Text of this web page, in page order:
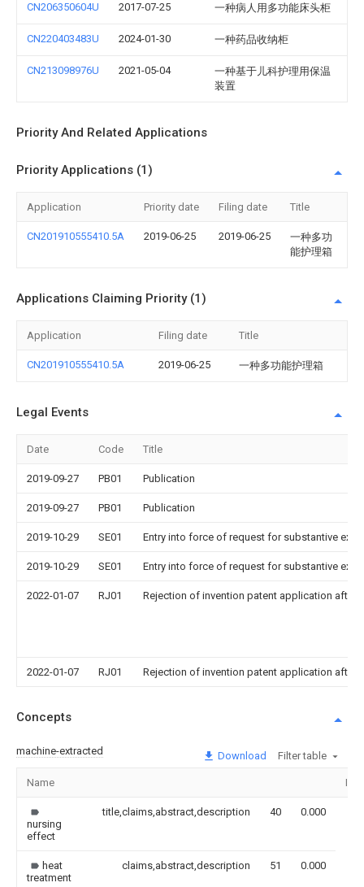
CN206350604U 2017-07-25 一种病人用多功能床头柜
CN220403483U 2024-01-30 一种药品收纳柜
CN213098976U 2021-05-04
一种基于儿科护理用保温
装置
Priority And Related Applications
Priority Applications (1)
Application Priority date Filing date Title
CN201910555410.5A 2019-06-25 2019-06-25
一种多功
能护理箱
Applications Claiming Priority (1)
Application Filing date Title
CN201910555410.5A 2019-06-25 一种多功能护理箱
Legal Events
Date Code Title
2019-09-27 PB01 Publication
2019-09-27 PB01 Publication
2019-10-29 SE01 Entry into force of request for substantive
2019-10-29 SE01 Entry into force of request for substantive
2022-01-07 RJ01 Rejection of invention patent application after
2022-01-07 RJ01 Rejection of invention patent application after
Concepts
machine-extracted Download Filter table
Name
nursing
effect
title,claims,abstract,description 40 0.000
heat
treatment
claims,abstract,description 51 0.000